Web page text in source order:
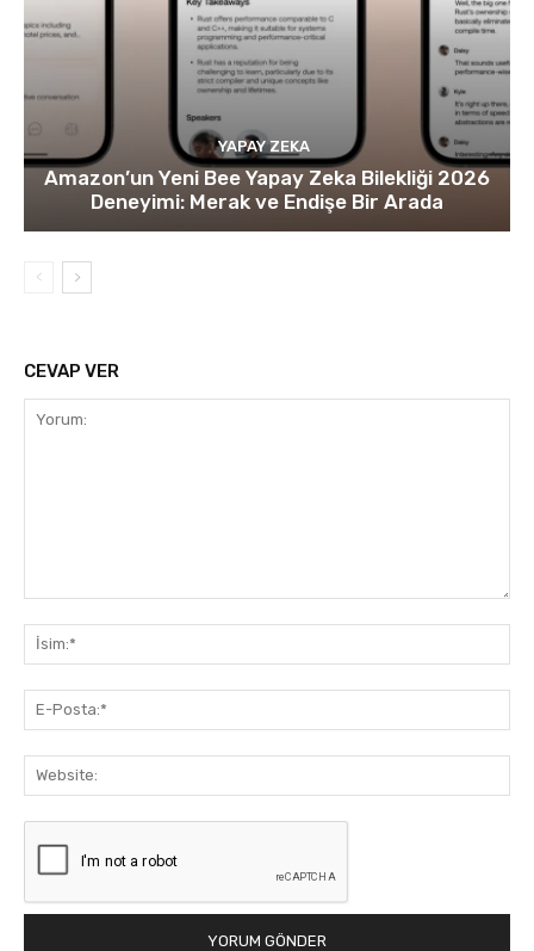
YAPAY ZEKA
Amazon’un Yeni Bee Yapay Zeka Bilekliği 2026
Deneyimi: Merak ve Endişe Bir Arada
CEVAP VER